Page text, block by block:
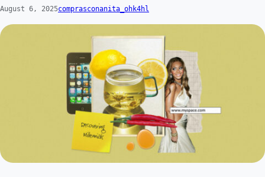
August 6, 2025comprasconanita_ohk4hl